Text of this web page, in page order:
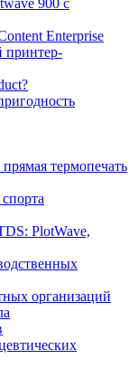
900 с
Enterprise
термопечать
PlotWave,
организаций